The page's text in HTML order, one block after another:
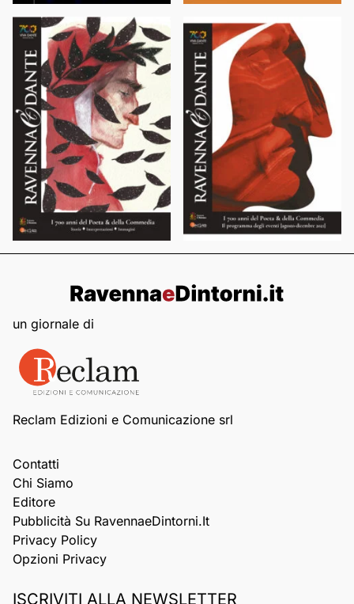
un giornale di
Reclam Edizioni e Comunicazione srl
Contatti
Chi Siamo
Editore
Pubblicità Su RavennaeDintorni.it
Privacy Policy
Opzioni Privacy
ISCRIVITI ALLA NEWSLETTER